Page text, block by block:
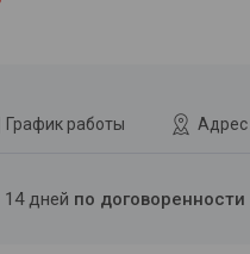
График работы Адрес
14 дней по договоренности